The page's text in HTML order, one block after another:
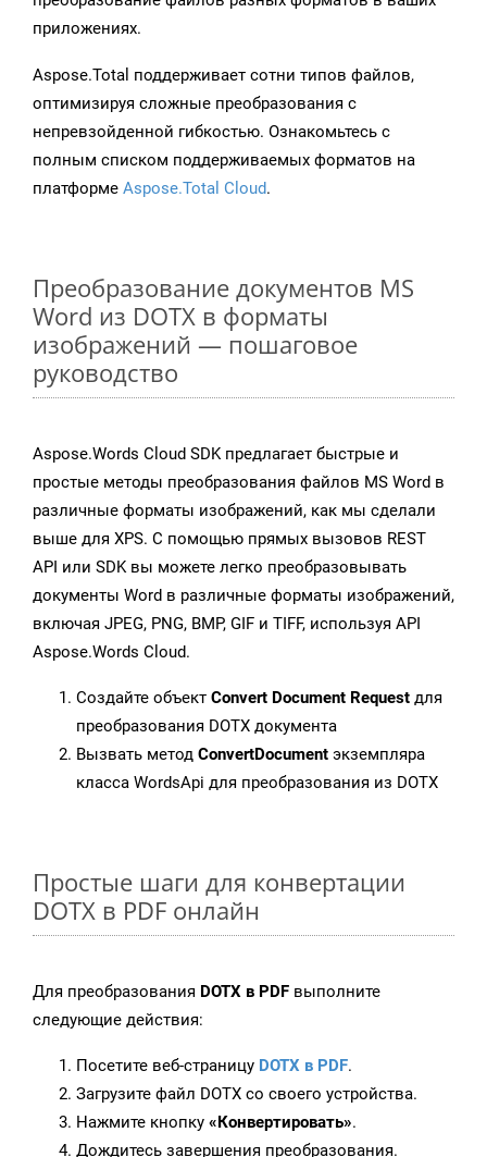
приложениях.
Aspose.Total поддерживает сотни типов файлов,
оптимизируя сложные преобразования с
непревзойденной гибкостью. Ознакомьтесь с
полным списком поддерживаемых форматов на
платформе Aspose.Total Cloud.
Преобразование документов MS
Word из DOTX в форматы
изображений — пошаговое
руководство
Aspose.Words Cloud SDK предлагает быстрые и
простые методы преобразования файлов MS Word в
различные форматы изображений, как мы сделали
выше для XPS. С помощью прямых вызовов REST
API или SDK вы можете легко преобразовывать
документы Word в различные форматы изображений,
включая JPEG, PNG, BMP, GIF и TIFF, используя API
Aspose.Words Cloud.
Создайте объект Convert Document Request для
преобразования DOTX документа
Вызвать метод ConvertDocument экземпляра
класса WordsApi для преобразования из DOTX
Простые шаги для конвертации
DOTX в PDF онлайн
Для преобразования DOTX в PDF выполните
следующие действия:
Посетите веб-страницу DOTX в PDF.
Загрузите файл DOTX со своего устройства.
Нажмите кнопку «Конвертировать».
Дождитесь завершения преобразования.